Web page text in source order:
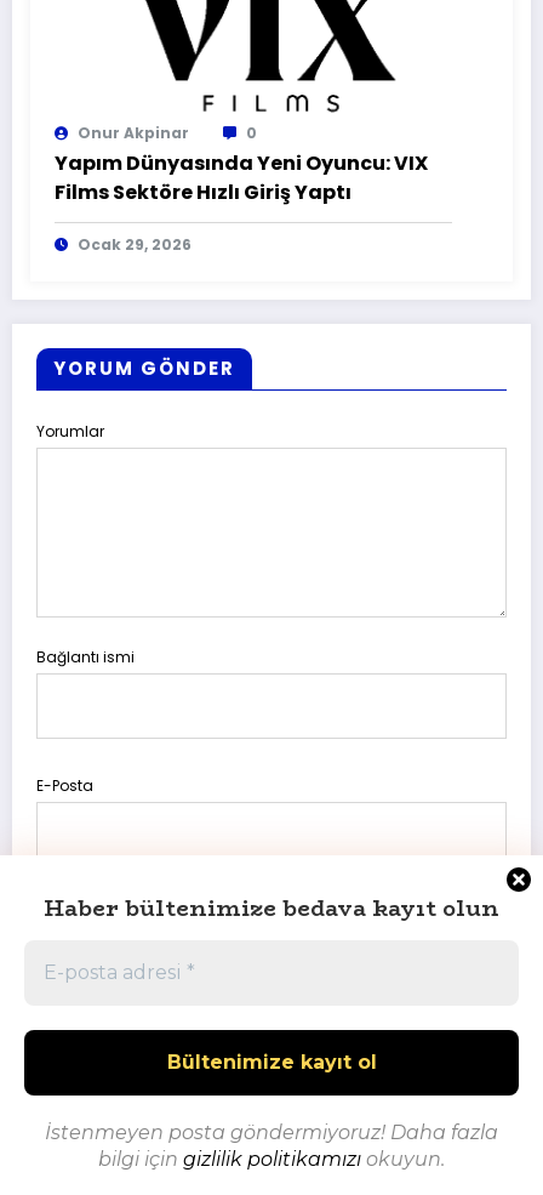
Haber bültenimize bedava kayıt olun
İstenmeyen posta göndermiyoruz! Daha fazla
bilgi için gizlilik politikamızı okuyun.
Onur Akpinar 0
Yapım Dünyasında Yeni Oyuncu: VIX
Films Sektöre Hızlı Giriş Yaptı
Ocak 29, 2026
YORUM GÖNDER
Yorumlar
Bağlantı ismi
E-Posta
Powered By Onur Akpınar | Powered BySpiceThemes